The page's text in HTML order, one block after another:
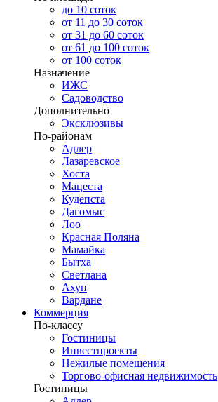
до 10 соток
от 11 до 30 соток
от 31 до 60 соток
от 61 до 100 соток
от 100 соток
Назначение
ИЖС
Садоводство
Дополнительно
Эксклюзивы
По-районам
Адлер
Лазаревское
Хоста
Мацеста
Кудепста
Дагомыс
Лоо
Красная Поляна
Мамайка
Бытха
Светлана
Ахун
Вардане
Коммерция
По-классу
Гостиницы
Инвестпроекты
Нежилые помещения
Торгово-офисная недвижимость
Гостиницы